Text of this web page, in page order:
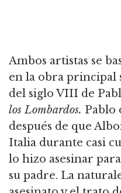
Ambos artistas se
en la obra principal
del siglo VIII de
los Lombardos. Pablo
después de que
Italia durante casi
lo hizo asesinar
su padre. La